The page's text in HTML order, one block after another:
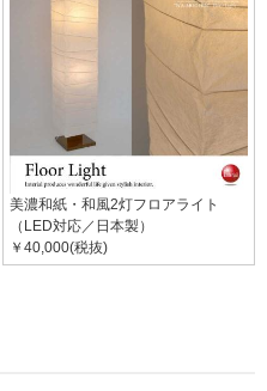
美濃和紙・和風2灯フロアライト
（LED対応／日本製）
￥40,000(税抜)